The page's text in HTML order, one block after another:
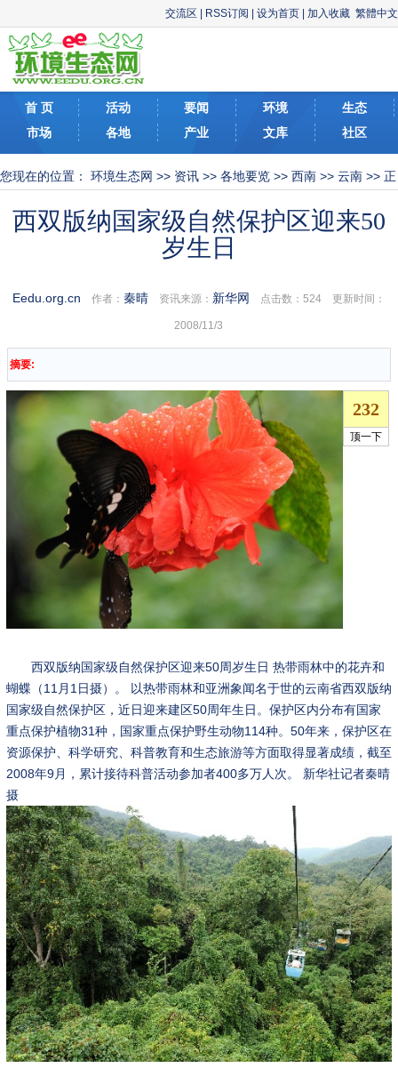
交流区 RSS订阅 设为首页 加入收藏 繁體中文
首 页 活动 要闻 环境
生态
市场
各地 产业 文库 社区
您现在的位置： 环境生态网 >> 资讯 >> 各地要览 >> 西南 >> 云南 >> 正
西双版纳国家级自然保护区迎来50
岁生日
Eedu.org.cn 作者： 秦晴资讯来源： 新华网 点击数： 524 更新时间：
2008/11/3
摘要:
西双版纳国家级自然保护区迎来50周岁生日 热带雨林中的花卉和
蝴蝶（11月1日摄）。 以热带雨林和亚洲象闻名于世的云南省西双版纳
国家级自然保护区，近日迎来建区50周年生日。保护区内分布有国家
重点保护植物31种，国家重点保护野生动物114种。50年来，保护区在
资源保护、科学研究、科普教育和生态旅游等方面取得显著成绩，截至
2008年9月，累计接待科普活动参加者400多万人次。 新华社记者秦晴
摄